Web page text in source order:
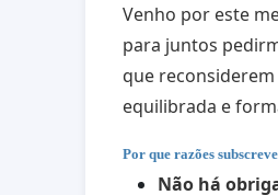
Venho por este
para juntos
que
equilibrada e
Por que razões
Não há